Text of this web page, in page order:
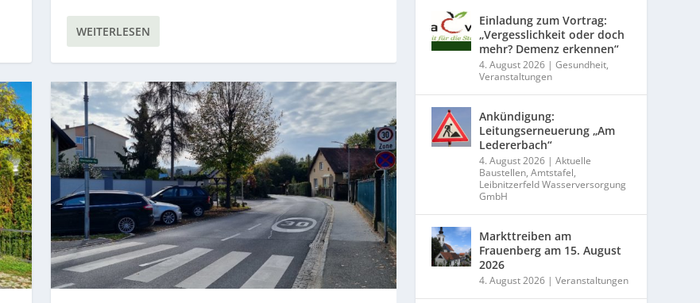
WEITERLESEN
Einladung zum Vortrag:
„Vergesslichkeit oder doch
mehr? Demenz erkennen“
4. August 2026 |Gesundheit,
Veranstaltungen
Ankündigung:
Leitungserneuerung „Am
Ledererbach“
4. August 2026 |Aktuelle
Baustellen,Amtstafel,
Leibnitzerfeld Wasserversorgung
GmbH
Markttreiben am
Frauenberg am 15. August
2026
4. August 2026 |Veranstaltungen